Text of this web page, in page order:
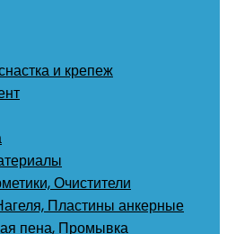
и крепеж
Очистители
Пластины анкерные
пена, Промывка